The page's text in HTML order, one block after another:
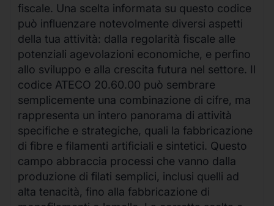
fiscale. Una scelta informata su questo codice
può influenzare notevolmente diversi aspetti
della tua attività: dalla regolarità fiscale alle
potenziali agevolazioni economiche, e perfino
allo sviluppo e alla crescita futura nel settore. Il
codice ATECO 20.60.00 può sembrare
semplicemente una combinazione di cifre, ma
rappresenta un intero panorama di attività
specifiche e strategiche, quali la fabbricazione
di fibre e filamenti artificiali e sintetici. Questo
campo abbraccia processi che vanno dalla
produzione di filati semplici, inclusi quelli ad
alta tenacità, fino alla fabbricazione di